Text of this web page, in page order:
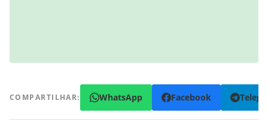
COMPARTILHAR: WhatsApp Facebook